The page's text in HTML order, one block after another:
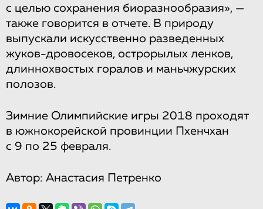
с целью сохранения биоразнообразия», —
также говорится в отчете. В природу
выпускали искусственно разведенных
жуков-дровосеков, острорылых ленков,
длиннохвостых горалов и маньчжурских
полозов.
Зимние Олимпийские игры 2018 проходят
в южнокорейской провинции Пхенчхан
с 9 по 25 февраля.
Автор: Анастасия Петренко